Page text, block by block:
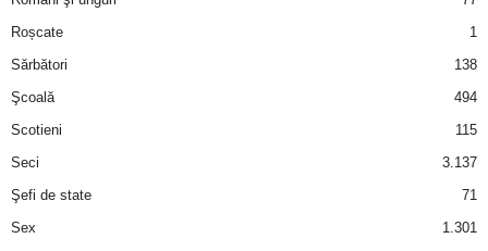
Roșcate
1
Sărbători
138
Şcoală
494
Scotieni
115
Seci
3.137
Şefi de state
71
Sex
1.301